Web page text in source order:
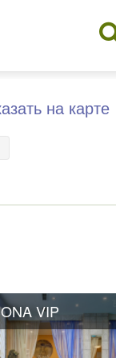
на карте
VIP
VIP